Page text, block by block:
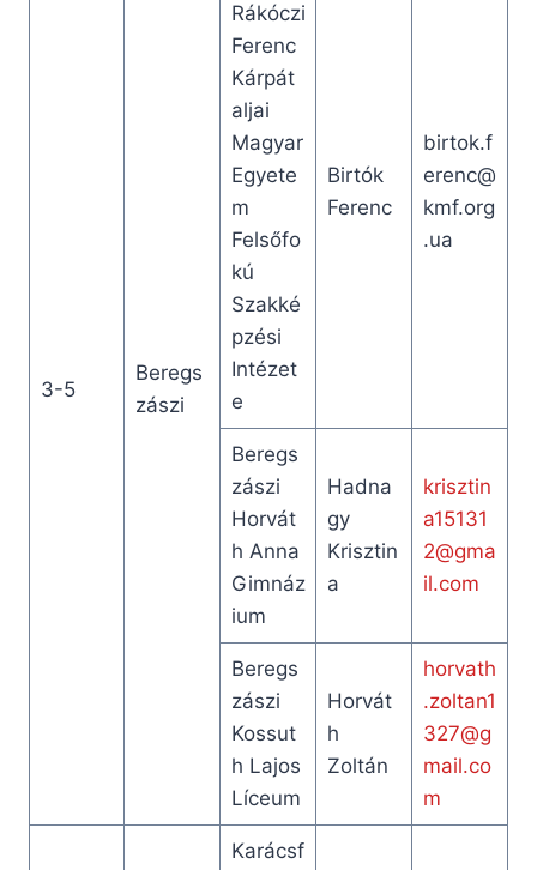
3-5
Beregs
zászi
Rákóczi
Ferenc
Kárpát
aljai
Magyar
Egyete
m
Felsőfo
kú
Szakké
pzési
Intézet
e
Birtók
Ferenc
birtok.f
erenc@
kmf.org
.ua
Beregs
zászi
Horvát
h Anna
Gimnáz
ium
Hadna
gy
Krisztin
a
krisztin
a15131
2@gma
il.com
Beregs
zászi
Kossut
h Lajos
Líceum
Horvát
h
Zoltán
horvath
.zoltan1
327@g
mail.co
m
Karácsf